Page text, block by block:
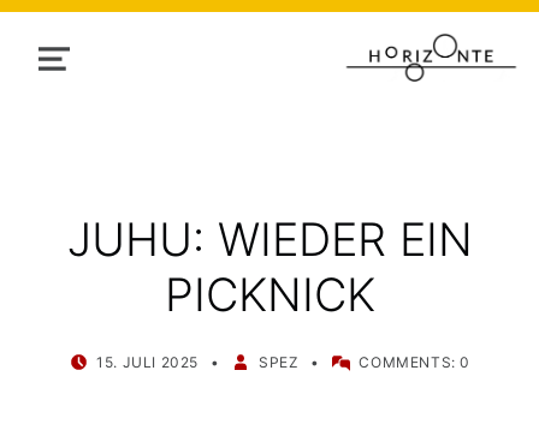
MENU
JUHU: WIEDER EIN
PICKNICK
POSTED ON:
15. JULI 2025
WRITTEN BY:
SPEZ COMMENTS: 0